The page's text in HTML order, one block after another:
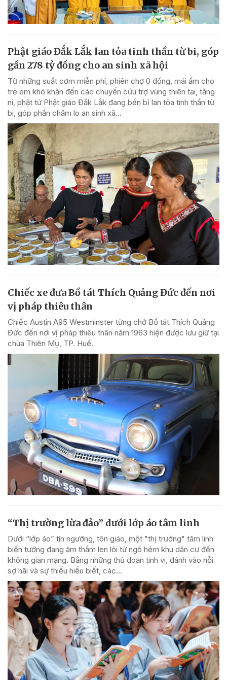
Phật giáo Đắk Lắk lan tỏa tinh thần từ bi, góp
gần 278 tỷ đồng cho an sinh xã hội
Từ những suất cơm miễn phí, phiên chợ 0 đồng, mái ấm cho
trẻ em khó khăn đến các chuyến cứu trợ vùng thiên tai, tăng
ni, phật tử Phật giáo Đắk Lắk đang bền bỉ lan tỏa tinh thần từ
bi, góp phần chăm lo an sinh xã...
Chiếc xe đưa Bồ tát Thích Quảng Đức đến nơi
vị pháp thiêu thân
Chiếc Austin A95 Westminster từng chở Bồ tát Thích Quảng
Đức đến nơi vị pháp thiêu thân năm 1963 hiện được lưu giữ tại
chùa Thiên Mụ, TP. Huế.
“Thị trường lừa đảo” dưới lớp áo tâm linh
Dưới “lớp áo” tín ngưỡng, tôn giáo, một "thị trường" tâm linh
biến tướng đang âm thầm len lỏi từ ngõ hẻm khu dân cư đến
không gian mạng. Bằng những thủ đoạn tinh vi, đánh vào nỗi
sợ hãi và sự thiếu hiểu biết, các...